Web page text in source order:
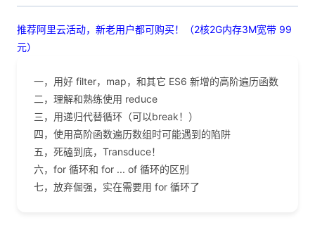
推荐阿里云活动，新老用户都可购买！（2核2G内存3M宽带 99
元）
一，用好 filter，map，和其它 ES6 新增的高阶遍历函数
二，理解和熟练使用 reduce
三，用递归代替循环（可以break！）
四，使用高阶函数遍历数组时可能遇到的陷阱
五，死磕到底，Transduce！
六，for 循环和 for ... of 循环的区别
七，放弃倔强，实在需要用 for 循环了